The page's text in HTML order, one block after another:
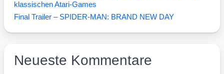
klassischen Atari-Games
Final Trailer – SPIDER-MAN: BRAND NEW DAY
Neueste Kommentare